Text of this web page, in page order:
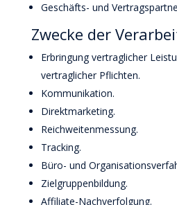
Geschäfts- und
Zwecke der
Erbringung vertraglicher
vertraglicher Pflichten.
Kommunikation.
Direktmarketing.
Reichweitenmessung.
Tracking.
Büro- und
Zielgruppenbildung.
Affiliate-Nachverfolgung.